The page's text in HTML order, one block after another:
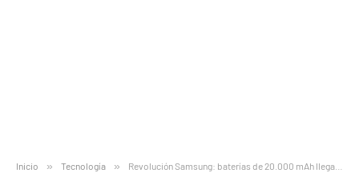
Inicio » Tecnología » Revolución Samsung: baterías de 20.000 mAh llegan a Galaxy